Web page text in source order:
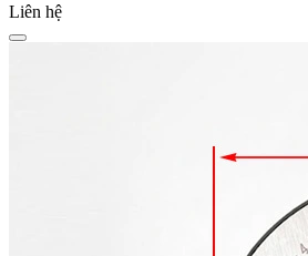
Liên hệ